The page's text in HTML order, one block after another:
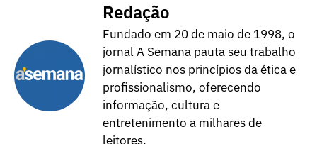
Redação
Fundado em 20 de maio de 1998, o
jornal A Semana pauta seu trabalho
jornalístico nos princípios da ética e
profissionalismo, oferecendo
informação, cultura e
entretenimento a milhares de
leitores.